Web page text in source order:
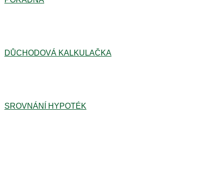
DŮCHODOVÁ KALKULAČKA
SROVNÁNÍ HYPOTÉK